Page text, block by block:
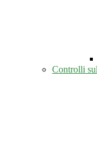
Controlli